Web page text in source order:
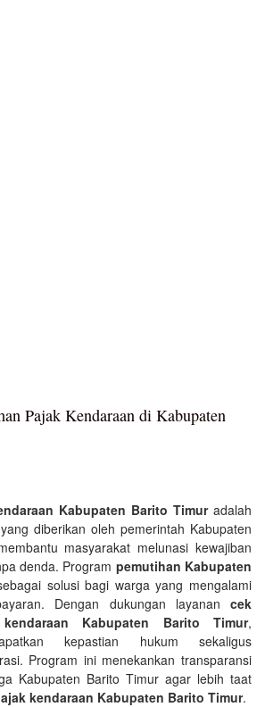
Pajak Kendaraan di Kabupaten
Kabupaten Barito Timuradalah
diberikan oleh pemerintah Kabupaten
masyarakat melunasi kewajiban
denda. Program pemutihan Kabupaten
solusi bagi warga yang mengalami
Dengan dukungan layanan cek
Kabupaten Barito Timur,
kepastian hukum sekaligus
Program ini menekankan transparansi
Kabupaten Barito Timur agar lebih taat
kendaraan Kabupaten Barito Timur.